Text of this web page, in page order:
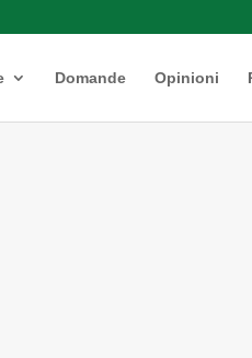
Domande Opinioni